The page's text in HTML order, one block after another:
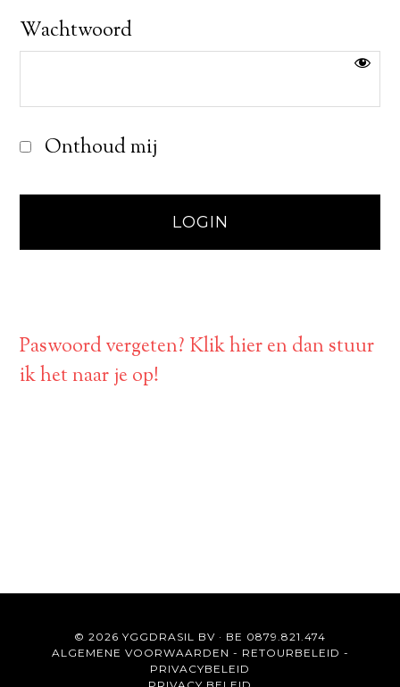
Wachtwoord
Onthoud mij
Paswoord vergeten? Klik hier en dan stuur
ik het naar je op!
© 2026 YGGDRASIL BV · BE 0879.821.474
ALGEMENE VOORWAARDEN - RETOURBELEID -
PRIVACYBELEID